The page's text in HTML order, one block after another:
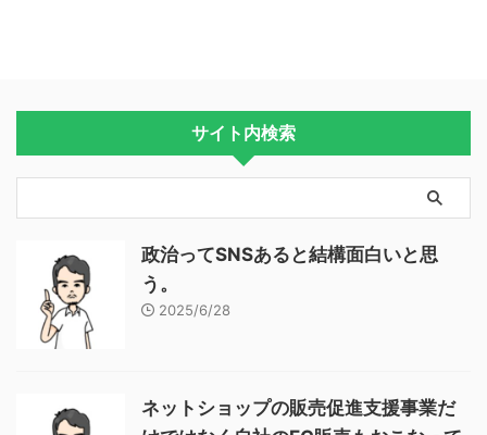
サイト内検索
政治ってSNSあると結構面白いと思
う。
2025/6/28
ネットショップの販売促進支援事業だ